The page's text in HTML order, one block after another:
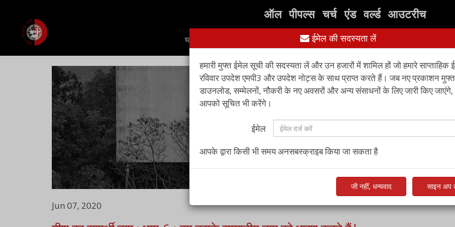
ऑल पीपल्स चर्च एंड वर्ल्ड आउटरीच
घर पुस्तकें संपर्क करें
Jun 07, 2020
ईमेल की सदस्यता लें
हमारी मुफ्त ईमेल सूची की सदस्यता लें और उन हजारों में शामिल हों जो हमारे साप्ताहिक
रविवार उपदेश एमपी3 और उपदेश नोट्स के साथ प्राप्त करते हैं। जब नए प्रकाशन मुफ्त
डाउनलोड, सम्मेलनों, नौकरी के नए अवसरों और अन्य संसाधनों के लिए जारी किए जाएंगे,
आपको सूचित भी करेंगे।
ईमेल
आपके द्वारा किसी भी समय अनसबस्क्राइब किया जा सकता है
जी नहीं, धन्यवाद साइन अप